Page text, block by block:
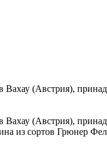
Вахау (Австрия),
Вахау (Австрия),
из сортов Грюнер